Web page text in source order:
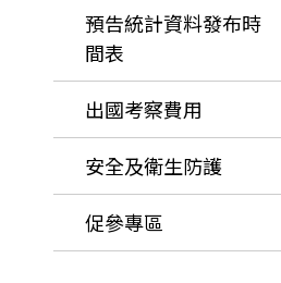
預告統計資料發布時
間表
出國考察費用
安全及衛生防護
促參專區